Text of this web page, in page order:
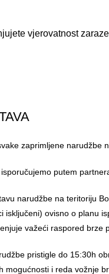
vjerovatnost
zaprimljene narudžbe
putem
narudžbe na teritoriju
isključeni) ovisno o planu
važeći raspored brze
pristigle do 15:30h
mogućnosti i reda vožnje